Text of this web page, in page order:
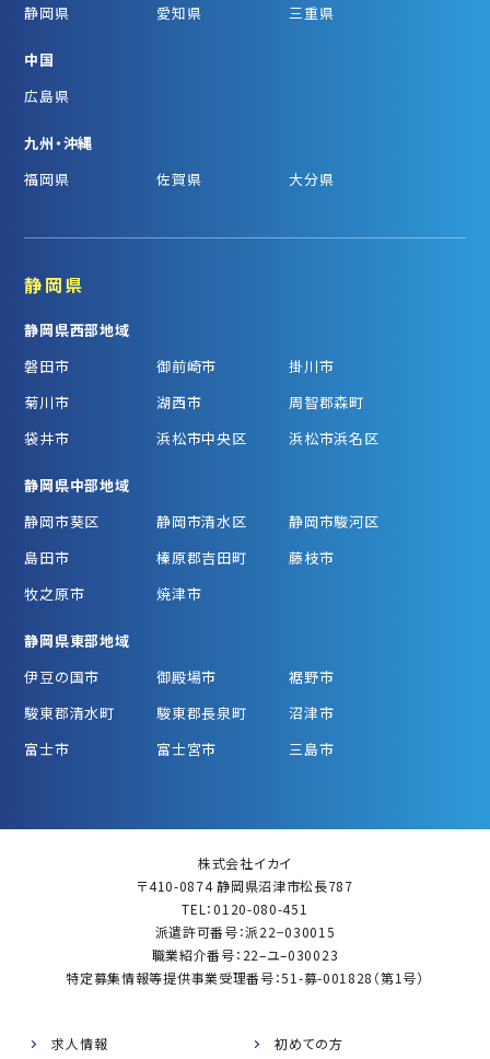
静岡県
愛知県 三重県
中国
広島県
九州・沖縄
福岡県
佐賀県 大分県
静岡県
静岡県西部地域
磐田市
御前崎市
掛川市
菊川市
湖西市
周智郡森町
袋井市
浜松市中央区 浜松市浜名区
静岡県中部地域
静岡市葵区
静岡市清水区
静岡市駿河区
島田市
榛原郡吉田町
藤枝市
牧之原市
焼津市
静岡県東部地域
伊豆の国市
御殿場市
裾野市
駿東郡清水町
駿東郡長泉町
沼津市
富士市
富士宮市 三島市
株式会社イカイ
〒410-0874 静岡県沼津市松長787
TEL：0120-080-451
派遣許可番号：派22−030015
職業紹介番号：22–ユ–030023
特定募集情報等提供事業受理番号：51-募-001828（第1号）
求人情報 初めての方